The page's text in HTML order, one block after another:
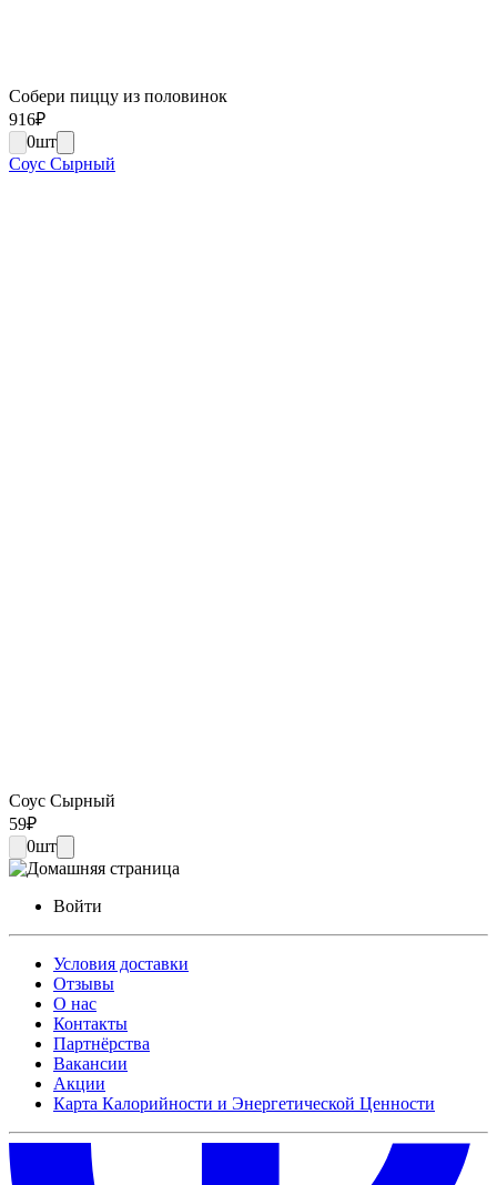
Собери пиццу из половинок
916₽
0шт
Соус Сырный
Соус Сырный
59₽
0шт
Войти
Условия доставки
Отзывы
О нас
Контакты
Партнёрства
Вакансии
Акции
Карта Калорийности и Энергетической Ценности